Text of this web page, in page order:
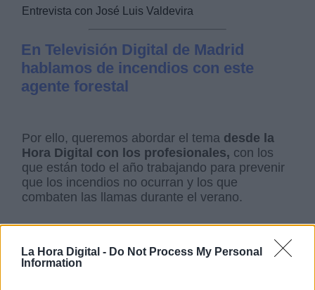
La Hora Digital - Do Not Process My Personal
Information
Entrevista con José Luis Valdevira
En Televisión Digital de Madrid
hablamos de incendios con este
agente forestal
Por ello, queremos abordar el tema desde la
Hora Digital con los profesionales, con los
que están todo el año trabajando para prevenir
que los incendios no ocurran y los que
combaten las llamas durante el verano.
José
Luis Valdevira ,agente forestal de la
Comunidad de Madrid y jefe de la comarca